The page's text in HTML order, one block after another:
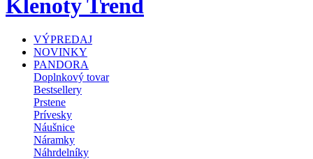
Klenoty Trend
VÝPREDAJ
NOVINKY
PANDORA
Doplnkový tovar
Bestsellery
Prstene
Prívesky
Náušnice
Náramky
Náhrdelníky